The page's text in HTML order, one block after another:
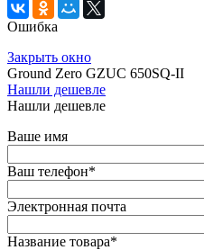
Ошибка
Закрыть окно
Ground Zero GZUC 650SQ-II
Нашли дешевле
Нашли дешевле
Ваше имя
Ваш телефон*
Электронная почта
Название товара*